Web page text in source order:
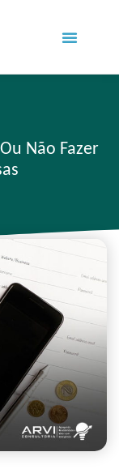
Não Fazer